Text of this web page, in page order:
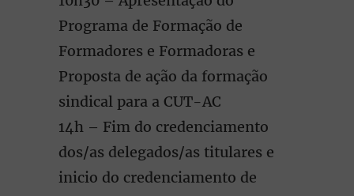
Programa de Formação de
Formadores e Formadoras e
Proposta de ação da formação
sindical para a CUT-AC
14h – Fim do credenciamento
dos/as delegados/as titulares e
inicio do credenciamento de